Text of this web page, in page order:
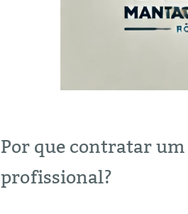
Por que contratar
profissional?